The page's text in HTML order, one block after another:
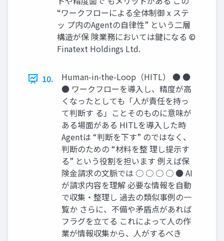
“ワークフローによる全体制御 x ステ
ッ プ内のAgentの自律性” という二層
構造が保 険業務においては鍵になる ©
Finatext Holdings Ltd.
10.
Human-in-the-Loop（HITL） ● ●
● ワークフローを導入し、精度が高
くなったとしても「人が責任を持っ
て判断す る」ことそのものに意味が
ある場面がある HITLを導入した時
Agentは “判断を下す” のではなく、
判断のための “材料を整 理し提示す
る” という役割を担います 例えば保
険金請求の文脈では ○ ○ ○ ○ ● AI
が請求内容を理解 必要な情報を自動
で収集・整理し 過去の類似事例の一
覧か さらに、不備や矛盾点があれば
フラグを立てる これによって人の作
業が情報収集から、人がするべき